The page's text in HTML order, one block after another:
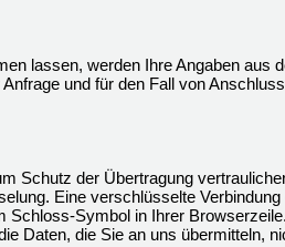
lassen, werden Ihre Angaben aus
und für den Fall von
Schutz der Übertragung
Eine verschlüsselte
Schloss-Symbol in Ihrer Browserzeile.
Daten, die Sie an uns übermitteln,